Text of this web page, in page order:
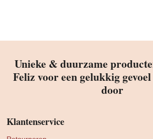
Unieke & duurzame
Feliz voor een gelukkig
door
Klantenservice